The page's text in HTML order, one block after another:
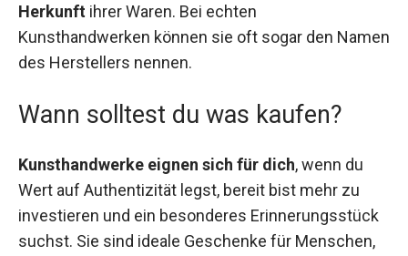
Herkunft ihrer Waren. Bei echten
Kunsthandwerken können sie oft sogar den Namen
des Herstellers nennen.
Wann solltest du was kaufen?
Kunsthandwerke eignen sich für dich, wenn du
Wert auf Authentizität legst, bereit bist mehr zu
investieren und ein besonderes Erinnerungsstück
suchst. Sie sind ideale Geschenke für Menschen,